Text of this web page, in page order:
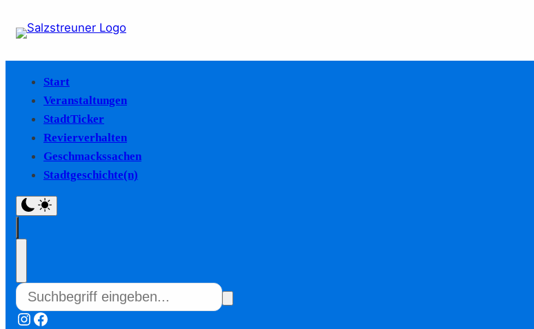
Start
Veranstaltungen
StadtTicker
Revierverhalten
Geschmackssachen
Stadtgeschichte(n)
Instagram
Facebook